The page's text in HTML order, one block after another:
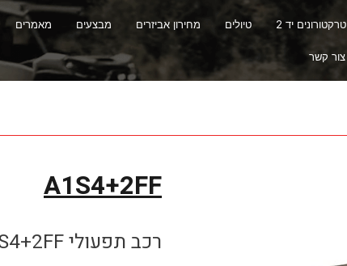
טרקטורונים יד 2 טיולים מחירון אביזרים מבצעים מאמרים
צור קשר
A1S4+2FF
רכב תפעולי A1S4+2FF